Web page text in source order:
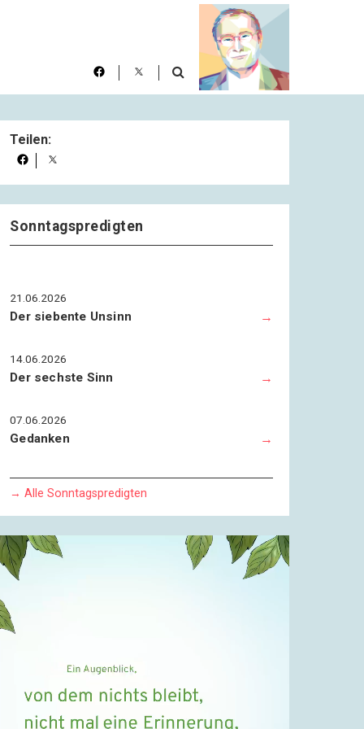
Teilen:
Sonntagspredigten
21.06.2026
Der siebente Unsinn
14.06.2026
Der sechste Sinn
07.06.2026
Gedanken
→ Alle Sonntagspredigten